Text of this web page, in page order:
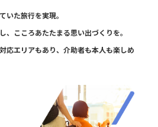
いた旅行を実現。
、こころあたたまる思い出づくりを。
応エリアもあり、介助者も本人も楽しめ